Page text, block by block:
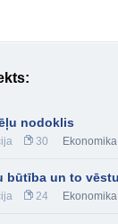
nodoklis
30 Ekonomika
būtība un to
24 Ekonomika